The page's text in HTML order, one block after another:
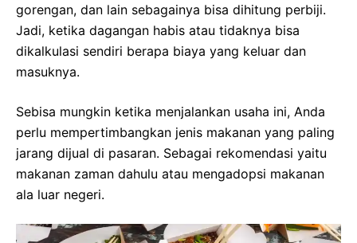
gorengan, dan lain sebagainya bisa dihitung perbiji.
Jadi, ketika dagangan habis atau tidaknya bisa
dikalkulasi sendiri berapa biaya yang keluar dan
masuknya.
Sebisa mungkin ketika menjalankan usaha ini, Anda
perlu mempertimbangkan jenis makanan yang paling
jarang dijual di pasaran. Sebagai rekomendasi yaitu
makanan zaman dahulu atau mengadopsi makanan
ala luar negeri.